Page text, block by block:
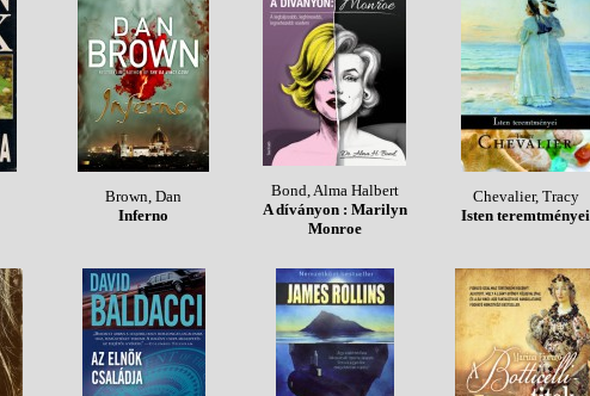
Brown, Dan
Inferno
Bond, Alma Halbert
A díványon : Marilyn
Monroe
Chevalier, Tracy
Isten teremtményei